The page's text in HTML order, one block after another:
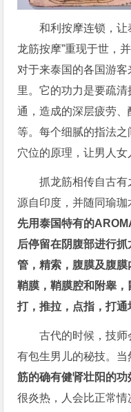
和利按摩连锁，让
龙筋按摩”重现于世，
对于来泰国的各国游
里。它的功力是要疏
通，造成的深层疲劳
等。每个细腻的指法
穴位的原理，让男人女
抓龙筋相传自古有
源自印度，并随同瑜
先用泰国特有的
后停留在阴腹部进行
管，精索，腹膜及腹
鞘膜，鞘膜腔和附睾
打，推拉，点指，打通
古代的时候，技
有包生男儿的秘技。
筋的确有健肾壮阳的功
很炎热，人会比正常